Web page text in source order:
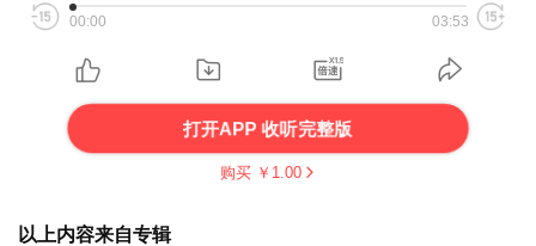
00:00 03:53
打开APP 收听完整版
购买 ￥ 1.00
以上内容来自专辑